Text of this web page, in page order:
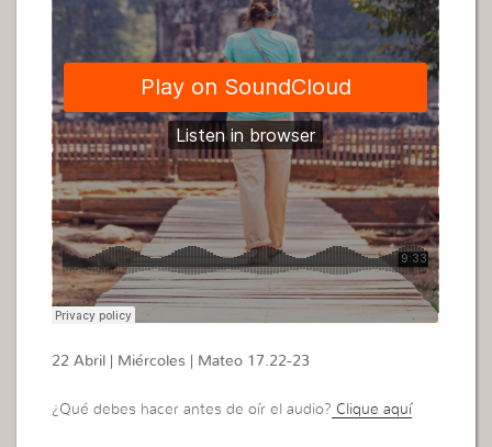
22 Abril | Miércoles | Mateo 17.22-23
¿Qué debes hacer antes de oír el audio? Clique aquí